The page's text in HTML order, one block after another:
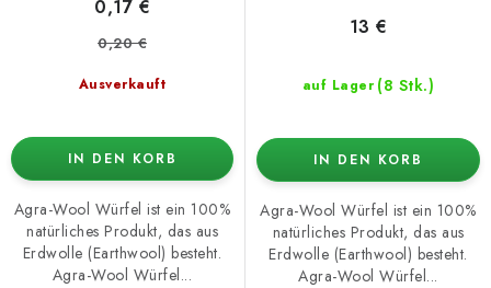
Ausverkauft
0,17 €
0,20 €
IN DEN KORB
Agra-Wool Würfel ist ein 100%
natürliches Produkt, das aus
Erdwolle (Earthwool) besteht.
Agra-Wool Würfel...
auf Lager (8 Stk.)
13 €
IN DEN KORB
Agra-Wool Würfel ist ein 100%
natürliches Produkt, das aus
Erdwolle (Earthwool) besteht.
Agra-Wool Würfel...